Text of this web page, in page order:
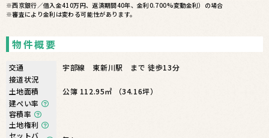
※西京銀行／借入金410万円、返済期間40年、金利0.700%変動金利）の場合
※審査により金利は変わる可能性があります。
物件概要
交通
宇部線 東新川駅 まで 徒歩13分
接道状況
土地面積
公簿 112.95㎡ （34.16坪）
建ぺい率
容積率
土地権利
セットバ